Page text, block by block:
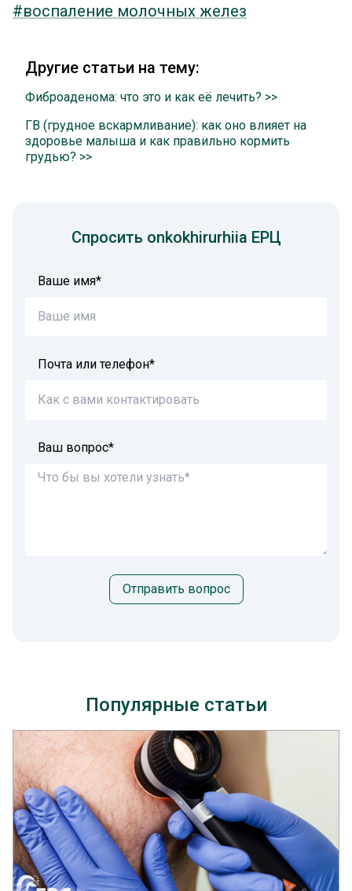
#воспаление молочных желез
Другие статьи на тему:
Фиброаденома: что это и как её лечить? >>
ГВ (грудное вскармливание): как оно влияет на
здоровье малыша и как правильно кормить
грудью? >>
Спросить onkokhirurhiia ЕРЦ
Ваше имя*
Почта или телефон*
Ваш вопрос*
Отправить вопрос
Популярные статьи